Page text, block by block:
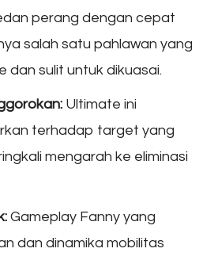
perang dengan cepat
salah satu pahlawan yang
dan sulit untuk dikuasai.
Ultimate ini
terhadap target yang
mengarah ke eliminasi
Gameplay Fanny yang
dan dinamika mobilitas